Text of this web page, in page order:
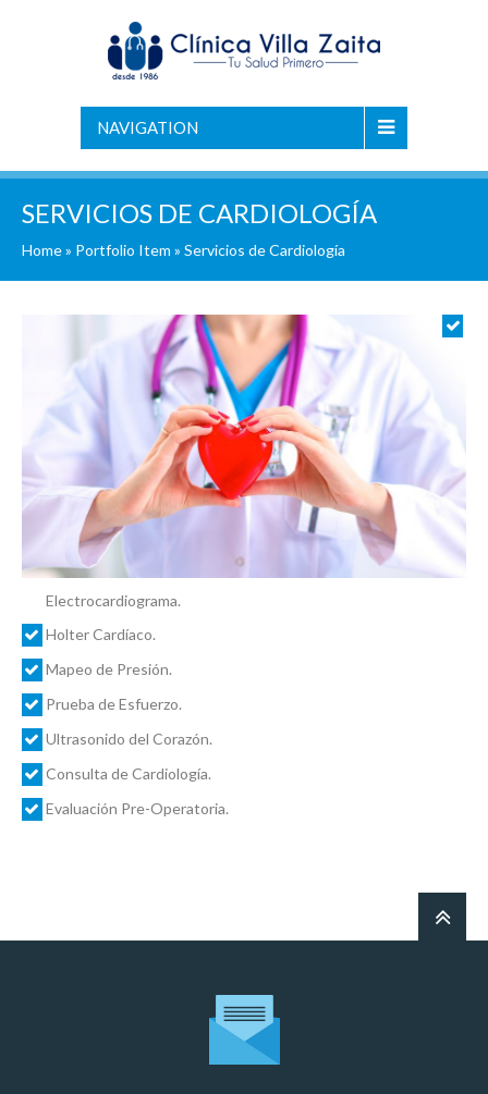
NAVIGATION
SERVICIOS DE CARDIOLOGÍA
Home» Portfolio Item » Servicios de Cardiología
Electrocardiograma.
Holter Cardíaco.
Mapeo de Presión.
Prueba de Esfuerzo.
Ultrasonido del Corazón.
Consulta de Cardiología.
Evaluación Pre-Operatoria.